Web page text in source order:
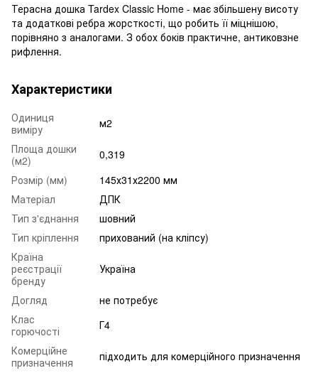
Терасна дошка Tardex Classic Home - має збільшену висоту
та додаткові ребра жорсткості, що робить її міцнішою,
порівняно з аналогами. З обох боків практичне, антиковзне
рифлення.
Характеристики
Одиниця
виміру
м2
Площа дошки
(м2)
0,319
Розмір (мм)
145х31х2200 мм
Матеріал
ДПК
Тип з'єднання
шовний
Тип кріплення
прихований (на кліпсу)
Країна
реєстрації
бренду
Україна
Догляд
не потребує
Клас
горючості
Г4
Комерційне
призначення
підходить для комерційного призначення